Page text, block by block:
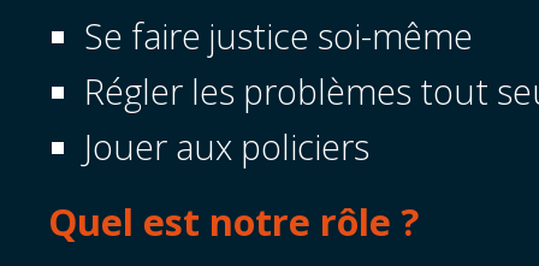
Se faire justice soi-même
Régler les problèmes tout
Jouer aux policiers
Quel est notre rôle ?